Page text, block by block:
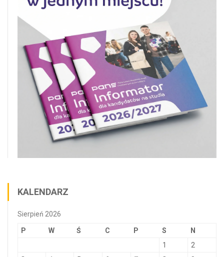
KALENDARZ
Sierpień 2026
P W Ś C P S N
1
2